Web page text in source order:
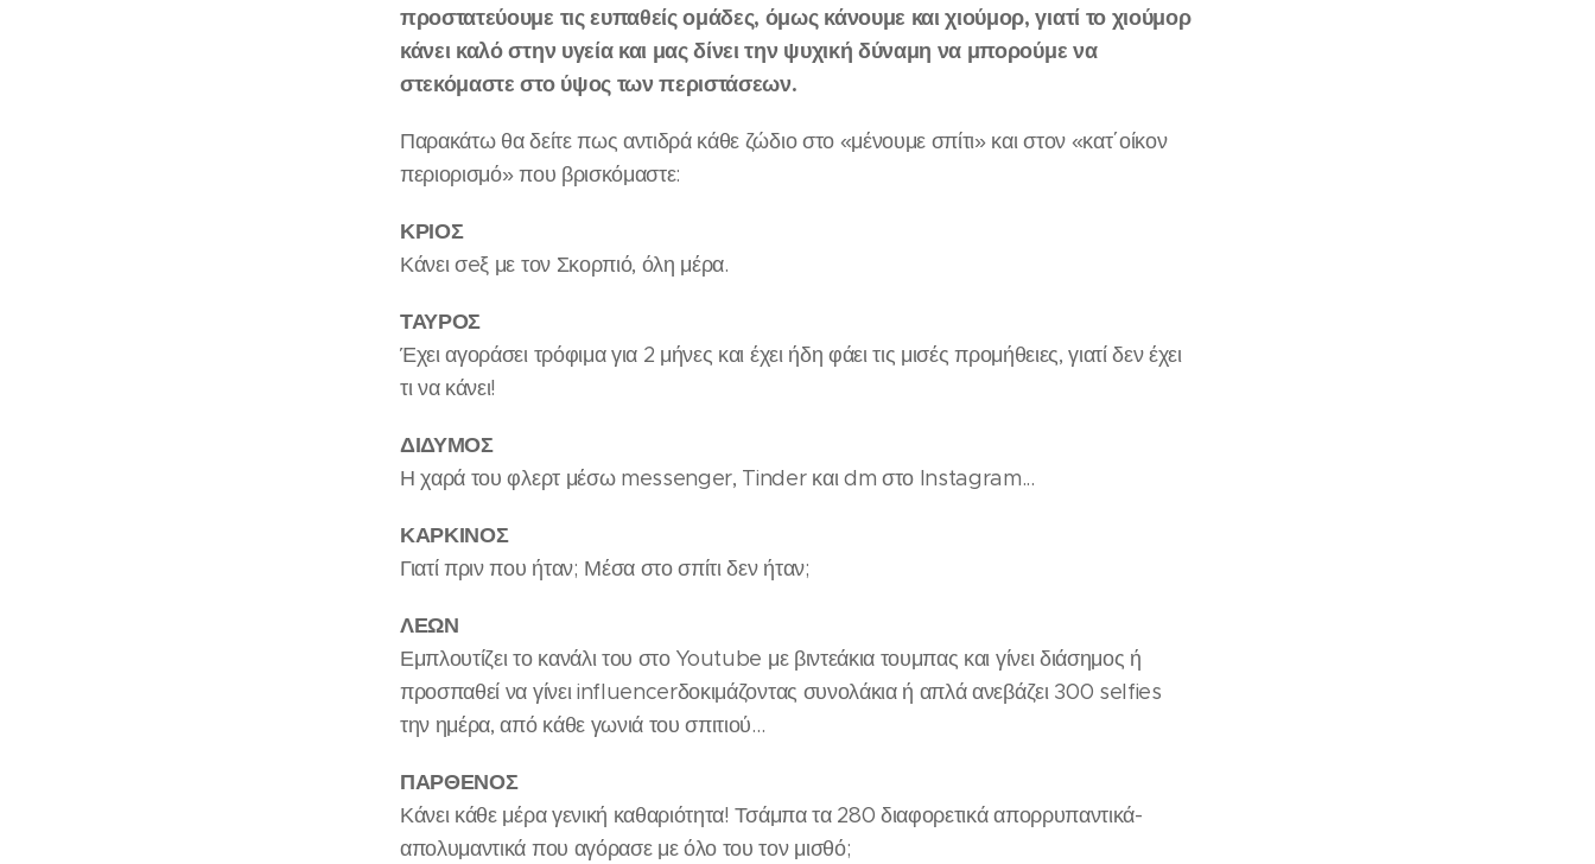
προστατεύουμε τις ευπαθείς ομάδες, όμως κάνουμε και χιούμορ, γιατί το χιούμορ
κάνει καλό στην υγεία και μας δίνει την ψυχική δύναμη να μπορούμε να
στεκόμαστε στο ύψος των περιστάσεων.
Παρακάτω θα δείτε πως αντιδρά κάθε ζώδιο στο «μένουμε σπίτι» και στον «κατ΄οίκον
περιορισμό» που βρισκόμαστε:
ΚΡΙΟΣ
Κάνει σeξ με τον Σκορπιό, όλη μέρα.
ΤΑΥΡΟΣ
Έχει αγοράσει τρόφιμα για 2 μήνες και έχει ήδη φάει τις μισές προμήθειες, γιατί δεν έχει
τι να κάνει!
ΔΙΔΥΜΟΣ
Η χαρά του φλερτ μέσω messenger, Tinder και dm στο Instagram...
ΚΑΡΚΙΝΟΣ
Γιατί πριν που ήταν; Μέσα στο σπίτι δεν ήταν;
ΛΕΩΝ
Εμπλουτίζει το κανάλι του στο Youtube με βιντεάκια τουμπας και γίνει διάσημος ή
προσπαθεί να γίνει influencerδοκιμάζοντας συνολάκια ή απλά ανεβάζει 300 selfies
την ημέρα, από κάθε γωνιά του σπιτιού...
ΠΑΡΘΕΝΟΣ
Κάνει κάθε μέρα γενική καθαριότητα! Τσάμπα τα 280 διαφορετικά απορρυπαντικά-
απολυμαντικά που αγόρασε με όλο του τον μισθό;